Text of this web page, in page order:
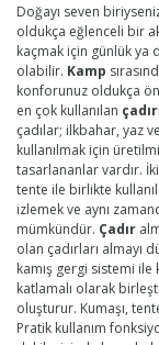
Doğayı seven
oldukça eğlenceli bir
kaçmak için günlük ya
olabilir. Kamp
konforunuz oldukça
en çok kullanılan çadır
çadılar; ilkbahar, yaz
kullanılmak için
tasarlananlar vardır.
tente ile birlikte
izlemek ve aynı
mümkündür. Çadır
olan çadırları almayı
kamış gergi sistemi
katlamalı olarak
oluşturur. Kumaşı,
Pratik kullanım